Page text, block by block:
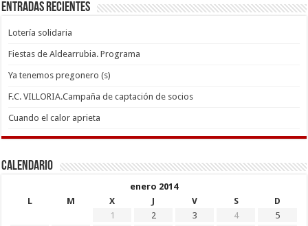
Entradas recientes
Lotería solidaria
Fiestas de Aldearrubia. Programa
Ya tenemos pregonero (s)
F.C. VILLORIA.Campaña de captación de socios
Cuando el calor aprieta
Calendario
enero 2014
L
M X J V S
D
1
2 3 4
5